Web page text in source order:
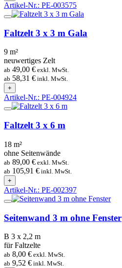
Artikel-Nr.: PE-003575
Faltzelt 3 x 3 m Gala
9 m²
neuwertiges Zelt
ab 49,00 € exkl. MwSt.
ab 58,31 € inkl. MwSt.
+
Artikel-Nr.: PE-004924
Faltzelt 3 x 6 m
18 m²
ohne Seitenwände
ab 89,00 € exkl. MwSt.
ab 105,91 € inkl. MwSt.
+
Artikel-Nr.: PE-002397
Seitenwand 3 m ohne Fenster
B 3 x 2,2 m
für Faltzelte
ab 8,00 € exkl. MwSt.
ab 9,52 € inkl. MwSt.